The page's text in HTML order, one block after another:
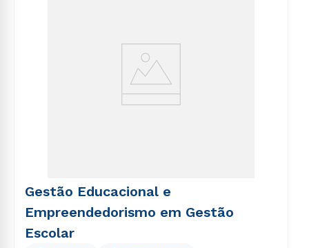
Gestão Educacional e
Empreendedorismo em Gestão
Escolar